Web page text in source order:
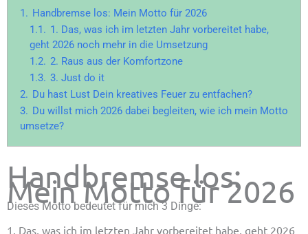
1. Handbremse los: Mein Motto für 2026
1.1. 1. Das, was ich im letzten Jahr vorbereitet habe,
geht 2026 noch mehr in die Umsetzung
1.2. 2. Raus aus der Komfortzone
1.3. 3. Just do it
2. Du hast Lust Dein kreatives Feuer zu entfachen?
3. Du willst mich 2026 dabei begleiten, wie ich mein Motto
umsetze?
Handbremse los:
Mein Motto für 2026
Dieses Motto bedeutet für mich 3 Dinge:
1. Das, was ich im letzten Jahr vorbereitet habe, geht 2026